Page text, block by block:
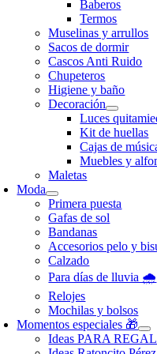
Baberos
Termos
Muselinas y arrullos
Sacos de dormir
Cascos Anti Ruido
Chupeteros
Higiene y baño
Decoración
Luces
Kit de huellas
Cajas de
Muebles y
Maletas
Moda
Primera puesta
Gafas de sol
Bandanas
Accesorios pelo y
Calzado
Para días de lluvia 🌧️
Relojes
Mochilas y bolsos
Momentos especiales 🎁
Ideas PARA